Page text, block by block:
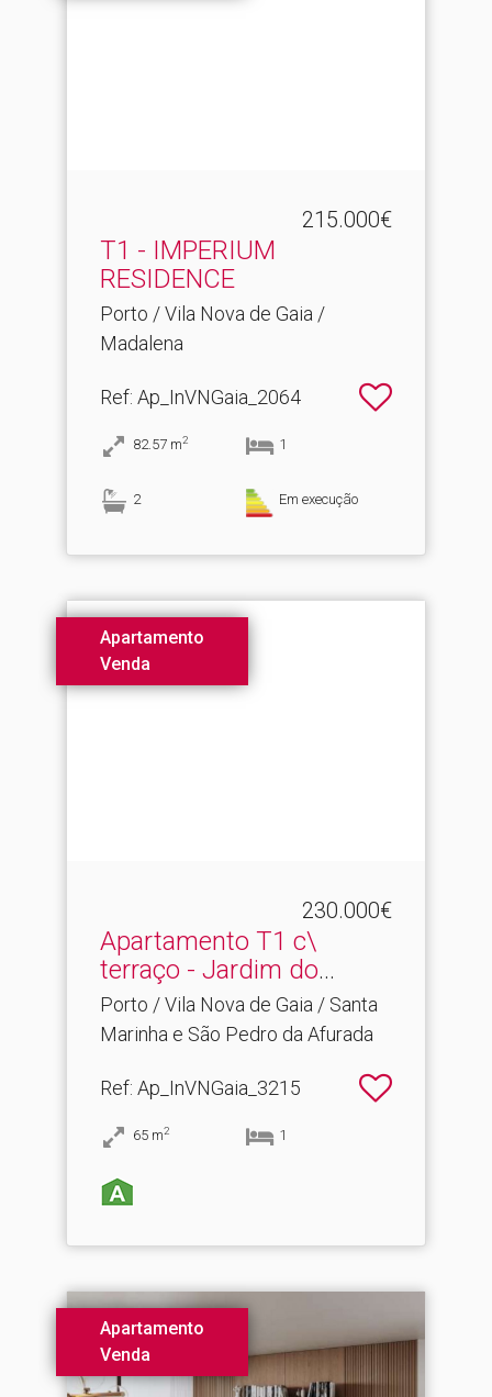
215.000€
T1 - IMPERIUM
RESIDENCE
Porto / Vila Nova de Gaia /
Madalena
Ref: Ap_InVNGaia_2064
82.57 m2 1
2 Em execução
Apartamento
Venda
230.000€
Apartamento T1 c\
terraço - Jardim do
Morro
Porto / Vila Nova de Gaia / Santa
Marinha e São Pedro da Afurada
Ref: Ap_InVNGaia_3215
65 m2 1
Apartamento
Venda